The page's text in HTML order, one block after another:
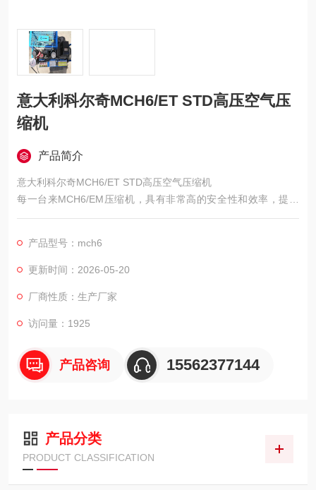
意大利科尔奇MCH6/ET STD高压空气压
缩机
产品简介
意大利科尔奇MCH6/ET STD高压空气压缩机
每一台来MCH6/EM压缩机，具有非常高的安全性和效率，提供
的纯净空气满足并超过严格的欧洲标准：EN12021。
产品型号：mch6
更新时间：2026-05-20
厂商性质：生产厂家
访问量：1925
产品咨询 15562377144
产品分类
PRODUCT CLASSIFICATION